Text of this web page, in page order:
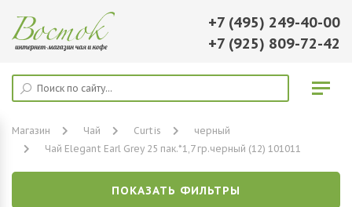
+7 (495) 249-40-00
+7 (925) 809-72-42
Магазин Чай Curtis
черный
Чай Elegant Earl Grey 25 пак.*1,7 гр.черный (12) 101011
ПОКАЗАТЬ ФИЛЬТРЫ